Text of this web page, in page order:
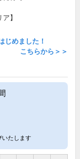
】
じめました！
こちらから＞＞
いたします